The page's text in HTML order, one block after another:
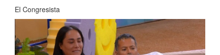
El Congresista